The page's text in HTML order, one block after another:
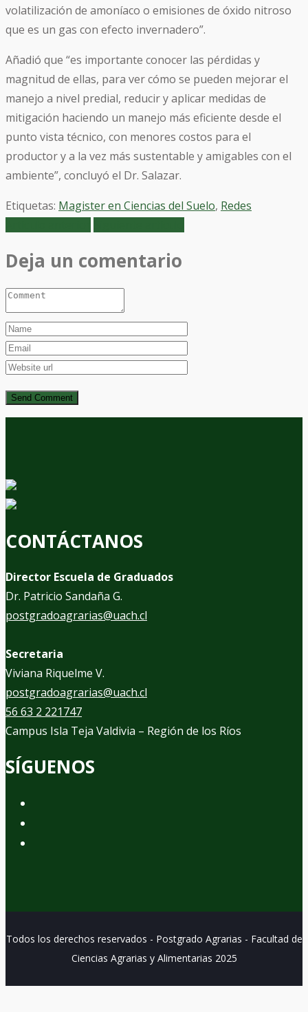
volatilización de amoníaco o emisiones de óxido nitroso
que es un gas con efecto invernadero”.
Añadió que “es importante conocer las pérdidas y
magnitud de ellas, para ver cómo se pueden mejorar el
manejo a nivel predial, reducir y aplicar medidas de
mitigación haciendo un manejo más eficiente desde el
punto vista técnico, con menores costos para el
productor y a la vez más sustentable y amigables con el
ambiente”, concluyó el Dr. Salazar.
Etiquetas: Magister en Ciencias del Suelo, Redes
Deja un comentario
CONTÁCTANOS
Director Escuela de Graduados
Dr. Patricio Sandaña G.
postgradoagrarias@uach.cl
Secretaria
Viviana Riquelme V.
postgradoagrarias@uach.cl
56 63 2 221747
Campus Isla Teja Valdivia – Región de los Ríos
SÍGUENOS
Todos los derechos reservados - Postgrado Agrarias - Facultad de
Ciencias Agrarias y Alimentarias 2025